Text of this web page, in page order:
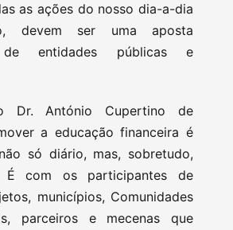
as ações do nosso dia-a-dia
devem ser uma aposta
de entidades públicas e
Dr. António Cupertino de
a educação financeira é
só diário, mas, sobretudo,
É com os participantes de
municípios, Comunidades
parceiros e mecenas que